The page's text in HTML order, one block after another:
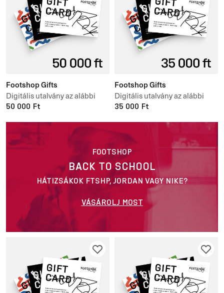
Footshop Gifts
Digitális utalvány az alábbi
értékben 50 000 ft
50 000 Ft
Footshop Gifts
Digitális utalvány az alábbi
értékben 35 000 ft
35 000 Ft
FOOTSHOP
BACK TO SCHOOL
HÁTIZSÁKOK FTSHP, JORDAN VAGY NIKE?
VÁSÁROLJ MOST